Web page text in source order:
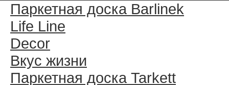
Паркетная доска Barlinek
Life Line
Decor
Вкус жизни
Паркетная доска Tarkett